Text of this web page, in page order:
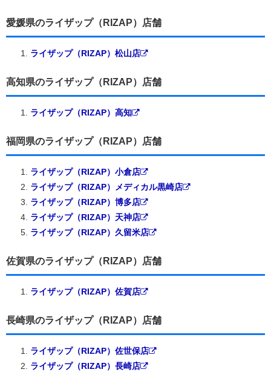
愛媛県のライザップ（RIZAP）店舗
ライザップ（RIZAP）松山店
高知県のライザップ（RIZAP）店舗
ライザップ（RIZAP）高知
福岡県のライザップ（RIZAP）店舗
ライザップ（RIZAP）小倉店
ライザップ（RIZAP）メディカル黒崎店
ライザップ（RIZAP）博多店
ライザップ（RIZAP）天神店
ライザップ（RIZAP）久留米店
佐賀県のライザップ（RIZAP）店舗
ライザップ（RIZAP）佐賀店
長崎県のライザップ（RIZAP）店舗
ライザップ（RIZAP）佐世保店
ライザップ（RIZAP）長崎店